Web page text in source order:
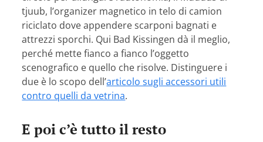
tjuub, l’organizer magnetico in telo di camion
riciclato dove appendere scarponi bagnati e
attrezzi sporchi. Qui Bad Kissingen dà il meglio,
perché mette fianco a fianco l’oggetto
scenografico e quello che risolve. Distinguere i
due è lo scopo dell’articolo sugli accessori utili
contro quelli da vetrina.
E poi c’è tutto il resto